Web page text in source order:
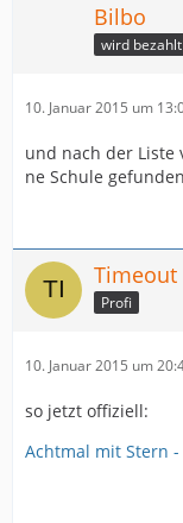
Bilbo
wird bezahlt
10. Januar 2015 um
und nach der Liste
ne Schule
Timeout
Profi
10. Januar 2015 um
so jetzt offiziell:
Achtmal mit Stern